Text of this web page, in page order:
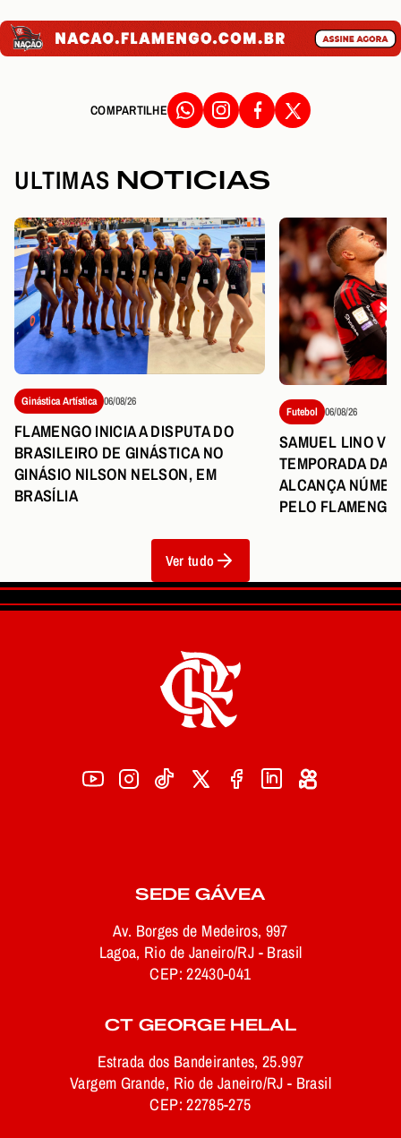
COMPARTILHE
ULTIMAS NOTICIAS
Ginástica Artística 06/08/26
FLAMENGO INICIA A DISPUTA DO
BRASILEIRO DE GINÁSTICA NO
GINÁSIO NILSON NELSON, EM
BRASÍLIA
Futebol 06/08/26
SAMUEL LINO
TEMPORADA DA
ALCANÇA
PELO FLAMENGO
Ver tudo
SEDE GÁVEA
Av. Borges de Medeiros, 997
Lagoa, Rio de Janeiro/RJ - Brasil
CEP: 22430-041
CT GEORGE HELAL
Estrada dos Bandeirantes, 25.997
Vargem Grande, Rio de Janeiro/RJ - Brasil
CEP: 22785-275